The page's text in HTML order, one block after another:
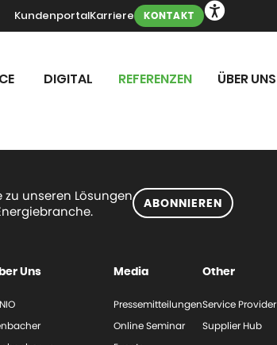
KundenportalKarriere KONTAKT
DIGITAL REFERENZEN ÜBER UNS
unseren Lösungen
ABONNIEREN
Uns Media
Pressemitteilungen
Online Seminar
Other
Service Provider
Supplier Hub